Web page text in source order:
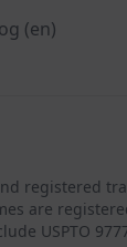
(en)
registered
are
USPTO